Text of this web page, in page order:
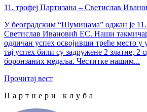
11. трофеј Партизана – Светислав
У београдским “Шумицама” оджан је 11.
Светислав Ивановић ЕС. Наши
одличан успех освојивши треће место у
тај успех били су задружене 2 златне, 2
боронзаних медаља. Честитке нашим...
Прочитај вест
Партнери клуба